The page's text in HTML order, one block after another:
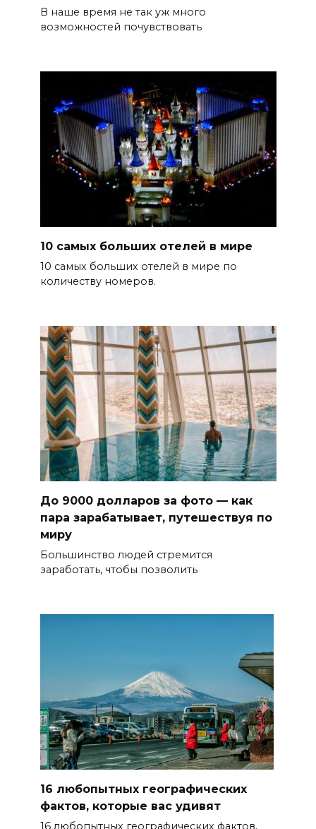
В наше время не так уж много
возможностей почувствовать
10 самых больших отелей в мире
10 самых больших отелей в мире по
количеству номеров.
До 9000 долларов за фото — как
пара зарабатывает, путешествуя по
миру
Большинство людей стремится
заработать, чтобы позволить
16 любопытных географических
фактов, которые вас удивят
16 любопытных географических фактов,